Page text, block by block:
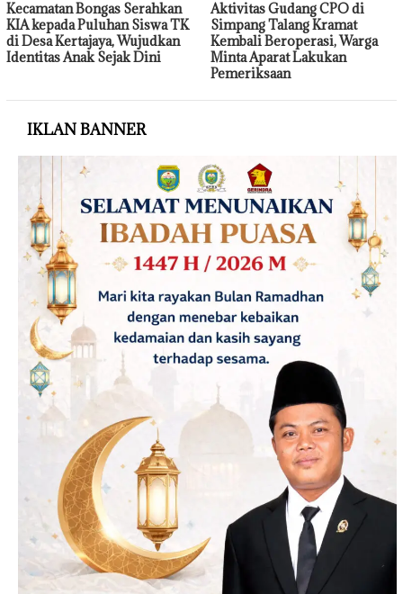
Kecamatan Bongas Serahkan
KIA kepada Puluhan Siswa TK
di Desa Kertajaya, Wujudkan
Identitas Anak Sejak Dini
Aktivitas Gudang CPO di
Simpang Talang Kramat
Kembali Beroperasi, Warga
Minta Aparat Lakukan
Pemeriksaan
IKLAN BANNER